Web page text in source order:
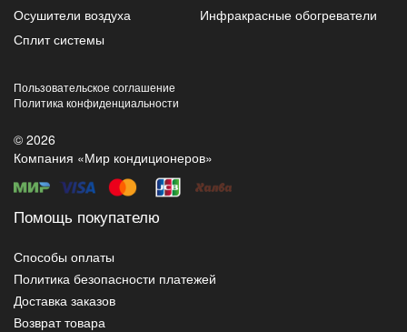
Осушители воздуха
Инфракрасные обогреватели
Сплит системы
Пользовательское соглашение
Политика конфиденциальности
© 2026
Компания «Мир кондиционеров»
Помощь покупателю
Способы оплаты
Политика безопасности платежей
Доставка заказов
Возврат товара